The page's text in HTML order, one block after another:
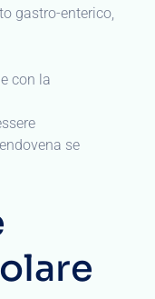
gastro-enterico,
con la
se